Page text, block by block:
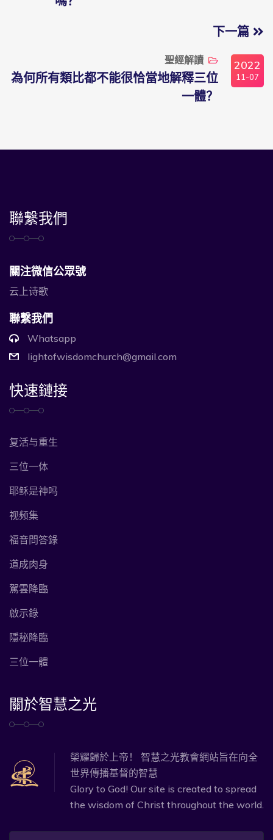
嗎？
下一篇
2022
11-07
聖經解讀
為何所有類比都不能很恰當地解釋三位
一體？
聯繫我們
關注微信公眾號
云上诗歌
聯繫我們
Whatsapp
lightofwisdomchurch@gmail.com
快速鏈接
复活与重生
三位一体
耶稣是神吗
视频集
福音問答錄
道成肉身
駕雲降臨
啟示錄
隱秘降臨
三位一體
關於智慧之光
榮耀歸於上帝！ 智慧之光教會網站旨在向全
世界傳播基督的智慧
Glory to God! Our site is created to spread
the wisdom of Christ throughout the world.